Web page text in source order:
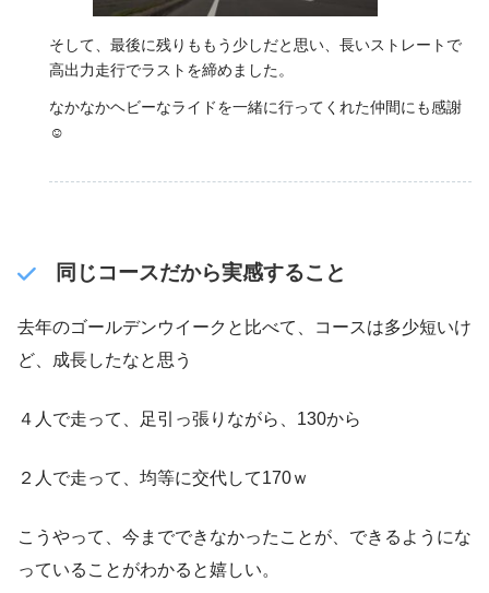
そして、最後に残りももう少しだと思い、長いストレートで
高出力走行でラストを締めました。
なかなかヘビーなライドを一緒に行ってくれた仲間にも感謝
☺
同じコースだから実感すること
去年のゴールデンウイークと比べて、コースは多少短いけ
ど、成長したなと思う
４人で走って、足引っ張りながら、130から
２人で走って、均等に交代して170ｗ
こうやって、今までできなかったことが、できるようにな
っていることがわかると嬉しい。